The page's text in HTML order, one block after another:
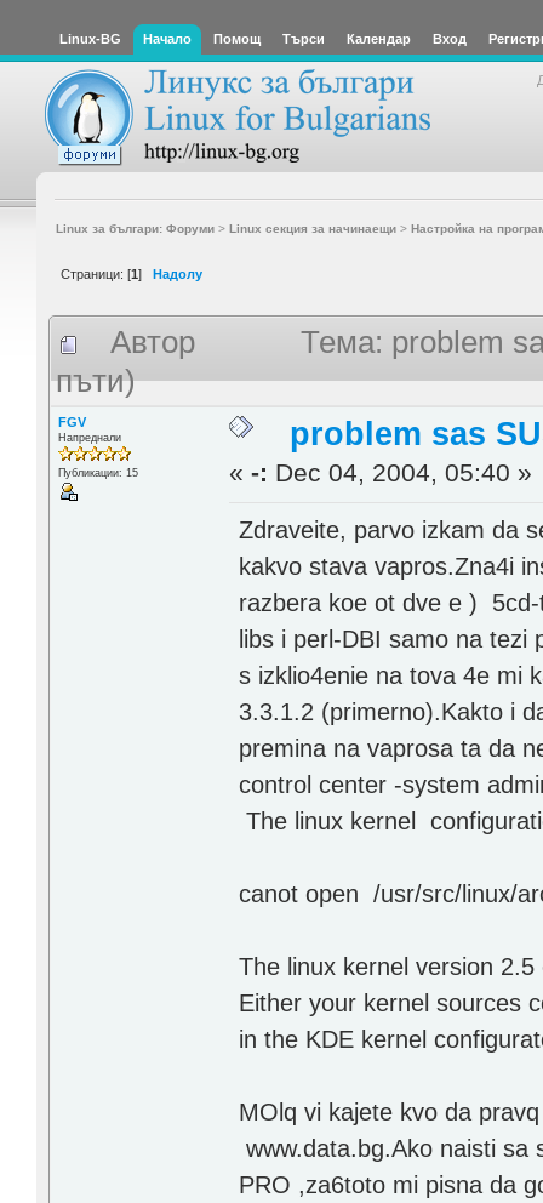
Linux-BG Начало Помощ Търси Календар Вход
Linux за българи: Форуми> Linux секция за начинаещи> Настройка на
Страници: [1] Надолу
Автор
Тема: problem
пъти)
FGV
Напреднали
Публикации: 15
problem sas
«-: Dec 04, 2004, 05:40 »
Zdraveite, parvo izkam da
kakvo stava vapros.Zna4i
razbera koe ot dve e )
libs i perl-DBI samo na tezi
s izklio4enie na tova 4e mi
3.3.1.2 (primerno).Kakto i
premina na vaprosa ta da
control center -system
The linux kernel
canot open /usr/src/linux/
The linux kernel version
Either your kernel sources
in the KDE kernel
MOlq vi kajete kvo da
www.data.bg.Ako naisti sa
PRO ,za6toto mi pisna da